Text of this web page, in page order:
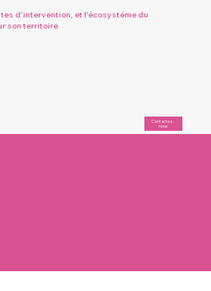
Contactez-
nous
d'intervention, et l'écosystéme du
son territoire